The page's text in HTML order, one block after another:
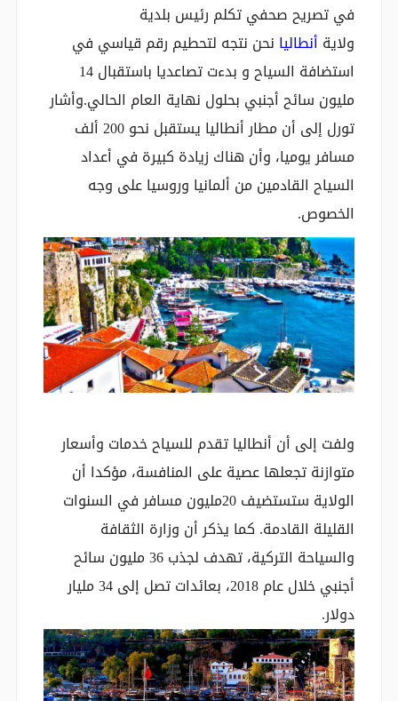
في تصريح صحفي تكلم رئيس بلدية
ولاية أنطاليا نحن نتجه لتحطيم رقم قياسي في
استضافة السياح و بدءت تصاعديا باستقبال 14
مليون سائح أجنبي بحلول نهاية العام الحالي.وأشار
تورل إلى أن مطار أنطاليا يستقبل نحو 200 ألف
مسافر يوميا، وأن هناك زيادة كبيرة في أعداد
السياح القادمين من ألمانيا وروسيا على وجه
الخصوص.
ولفت إلى أن أنطاليا تقدم للسياح خدمات وأسعار
متوازنة تجعلها عصية على المنافسة، مؤكدا أن
الولاية ستستضيف 20مليون مسافر في السنوات
القليلة القادمة. كما يذكر أن وزارة الثقافة
والسياحة التركية، تهدف لجذب 36 مليون سائح
أجنبي خلال عام 2018، بعائدات تصل إلى 34 مليار
دولار.